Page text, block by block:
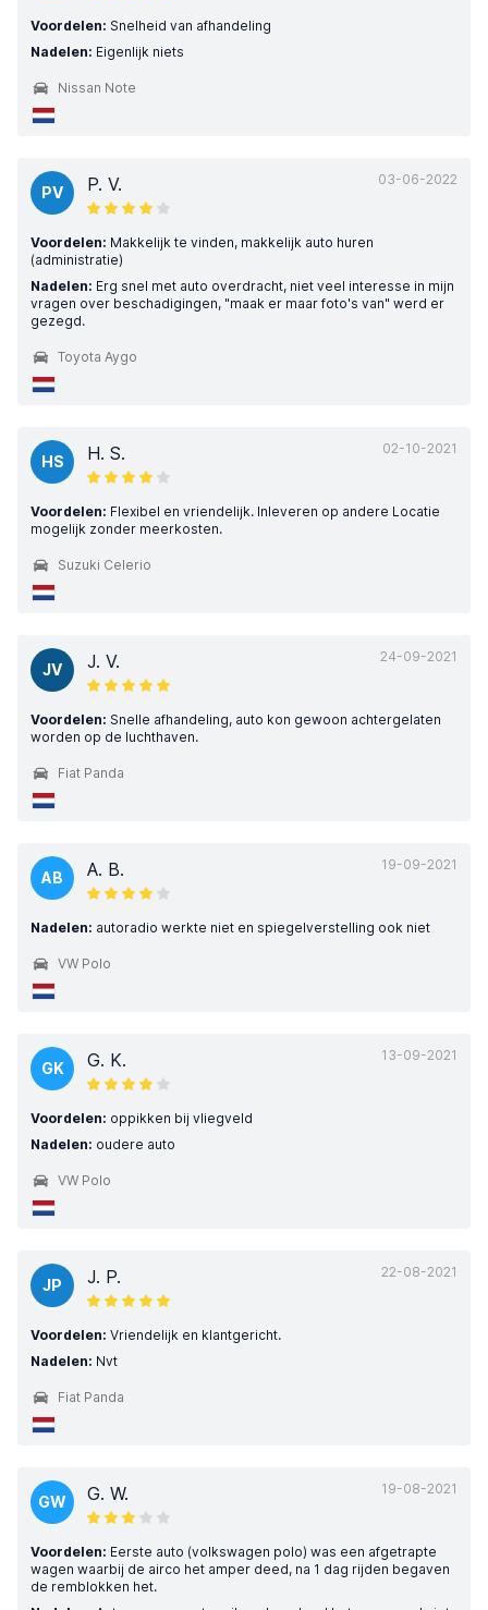
Voordelen: Snelheid van afhandeling
Nadelen: Eigenlijk niets
Nissan Note
03-06-2022
PV P. V.
Voordelen: Makkelijk te vinden, makkelijk auto huren
(administratie)
Nadelen: Erg snel met auto overdracht, niet veel interesse in mijn
vragen over beschadigingen, "maak er maar foto's van" werd er
gezegd.
Toyota Aygo
02-10-2021
HS H. S.
Voordelen: Flexibel en vriendelijk. Inleveren op andere Locatie
mogelijk zonder meerkosten.
Suzuki Celerio
24-09-2021
JV J. V.
Voordelen: Snelle afhandeling, auto kon gewoon achtergelaten
worden op de luchthaven.
Fiat Panda
19-09-2021
AB A. B.
Nadelen: autoradio werkte niet en spiegelverstelling ook niet
VW Polo
13-09-2021
GK G. K.
Voordelen: oppikken bij vliegveld
Nadelen: oudere auto
VW Polo
22-08-2021
JP J. P.
Voordelen: Vriendelijk en klantgericht.
Nadelen: Nvt
Fiat Panda
19-08-2021
GW G. W.
Voordelen: Eerste auto (volkswagen polo) was een afgetrapte
wagen waarbij de airco het amper deed, na 1 dag rijden begaven
de remblokken het.